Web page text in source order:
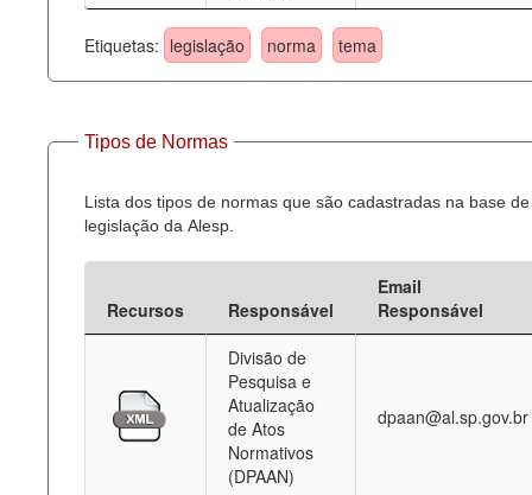
Etiquetas: legislação norma tema
Tipos de Normas
Lista dos tipos de normas que são cadastradas na base de
legislação da Alesp.
Recursos Responsável
Email
Responsável
Divisão de
Pesquisa e
Atualização
de Atos
Normativos
(DPAAN)
dpaan@al.sp.gov.br